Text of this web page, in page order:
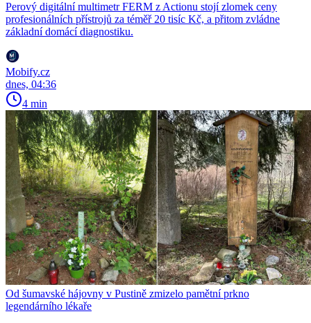
Perový digitální multimetr FERM z Actionu stojí zlomek ceny
profesionálních přístrojů za téměř 20 tisíc Kč, a přitom zvládne
základní domácí diagnostiku.
Mobify.cz
dnes, 04:36
4 min
Od šumavské hájovny v Pustině zmizelo pamětní prkno
legendárního lékaře